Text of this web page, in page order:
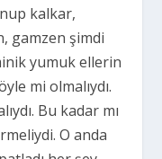
kalkar,
gamzen şimdi
yumuk ellerin
mi olmalıydı.
Bu kadar mı
O anda